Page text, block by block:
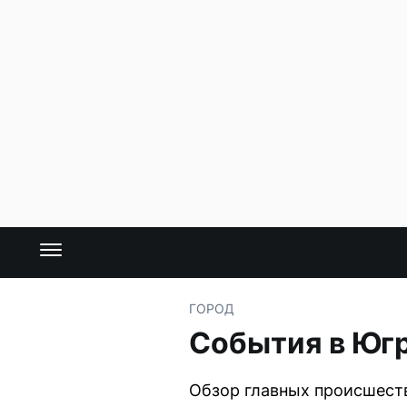
ГОРОД
События в
Обзор главных